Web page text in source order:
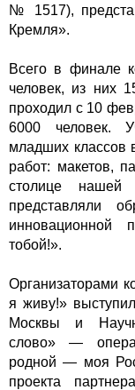
№ 1517),
Кремля».
Всего в финале
человек, из них
проходил с 10
6000 человек.
младших классов
работ: макетов,
столице
представляли
инновационной
тобой!».
Организаторами
я живу!»
Москвы и
слово» —
родной — моя
проекта